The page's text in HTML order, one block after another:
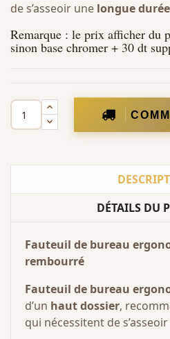
de s’asseoir une longue durée
Remarque : le prix afficher du
sinon base chromer + 30 dt
DÉTAILS DU
Fauteuil de bureau
rembourré
Fauteuil de bureau
d’un haut dossier,
qui nécessitent de